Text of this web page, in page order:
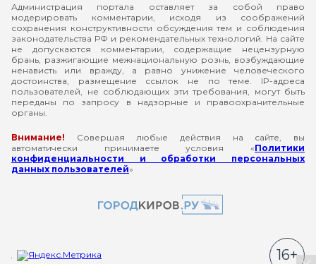
Администрация портала оставляет за собой право
модерировать комментарии, исходя из соображений
сохранения конструктивности обсуждения тем и соблюдения
законодательства РФ и рекомендательных технологий. На сайте
не допускаются комментарии, содержащие нецензурную
брань, разжигающие межнациональную рознь, возбуждающие
ненависть или вражду, а равно унижение человеческого
достоинства, размещение ссылок не по теме. IP-адреса
пользователей, не соблюдающих эти требования, могут быть
переданы по запросу в надзорные и правоохранительные
органы.
Внимание! Совершая любые действия на сайте, вы
автоматически принимаете условия «Политики
конфиденциальности и обработки персональных
данных пользователей»
16+